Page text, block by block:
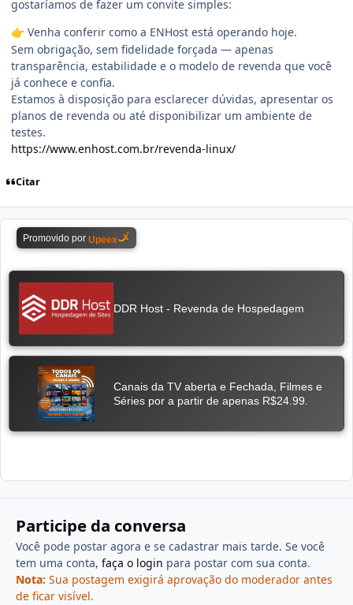
gostaríamos de fazer um convite simples:
👉 Venha conferir como a ENHost está operando hoje.
Sem obrigação, sem fidelidade forçada — apenas
transparência, estabilidade e o modelo de revenda que você
já conhece e confia.
Estamos à disposição para esclarecer dúvidas, apresentar os
planos de revenda ou até disponibilizar um ambiente de
testes.
https://www.enhost.com.br/revenda-linux/
Citar
Participe da conversa
Você pode postar agora e se cadastrar mais tarde. Se você
tem uma conta, faça o login para postar com sua conta.
Nota: Sua postagem exigirá aprovação do moderador antes
de ficar visível.